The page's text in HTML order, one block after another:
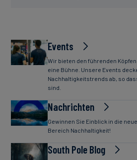
Events
Wir bieten den führenden
eine Bühne. Unsere Events
Nachhaltigkeitstrends ab, so
sind.
Nachrichten
Gewinnen Sie Einblick in die
Bereich Nachhaltigkeit!
South Pole Blog